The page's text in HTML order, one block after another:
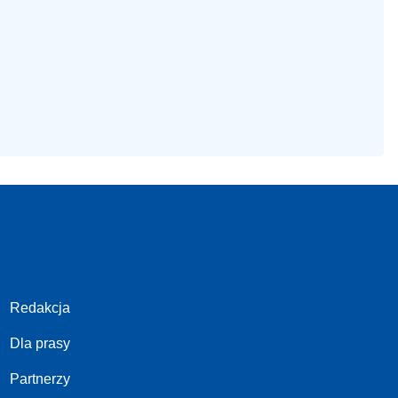
Redakcja
Dla prasy
Partnerzy